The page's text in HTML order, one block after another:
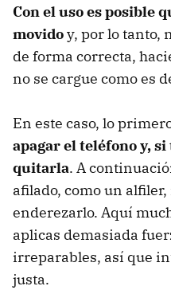
Con el uso es posible
movidoy, por lo tanto,
de forma correcta,
no se cargue como es
En este caso, lo
apagar el teléfono y,
quitarla. A
afilado, como un
enderezarlo. Aquí
aplicas demasiada
irreparables, así que
justa.